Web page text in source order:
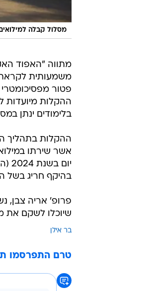
מסלול קבלה
מתווה "האפוד
משמעותית
פטור
ההקלות מיועדות
בלימודים ינתן
ההקלות בתהליך
בהיקף חריג בשל המלחמה.
פרופ' אריה צבן,
שיוכלו לשקם את
בר אילן
טרם התפרסמו